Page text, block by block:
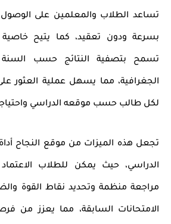
تساعد الطلاب والمعلمين على الوصول
بسرعة ودون تعقيد، كما يتيح خاصية
تسمح بتصفية النتائج حسب السنة
الجغرافية، مما يسهل عملية العثور على
لكل طالب حسب موقعه الدراسي
تجعل هذه الميزات من موقع النجاح
الدراسي، حيث يمكن للطلاب
مراجعة منظمة وتحديد نقاط القوة
الامتحانات السابقة، مما يعزز من